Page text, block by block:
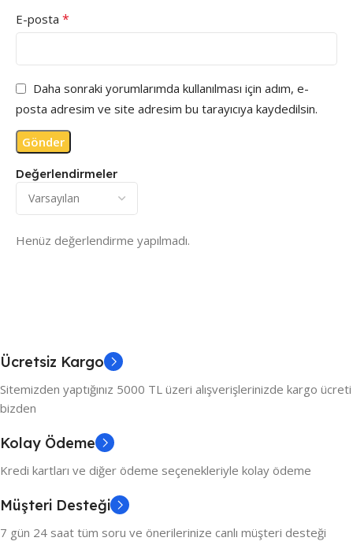
Değerlendirmeler
Henüz değerlendirme yapılmadı.
E-posta *
Daha sonraki yorumlarımda kullanılması için adım, e-
posta adresim ve site adresim bu tarayıcıya kaydedilsin.
Ücretsiz Kargo
Sitemizden yaptığınız 5000 TL üzeri alışverişlerinizde kargo ücreti
bizden
Kolay Ödeme
Kredi kartları ve diğer ödeme seçenekleriyle kolay ödeme
Müşteri Desteği
7 gün 24 saat tüm soru ve önerilerinize canlı müşteri desteği